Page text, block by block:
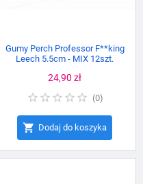
Gumy Perch Professor F**king
Leech 5.5cm - MIX 12szt.
Cena
24,90 zł
(0)
 Dodaj do koszyka